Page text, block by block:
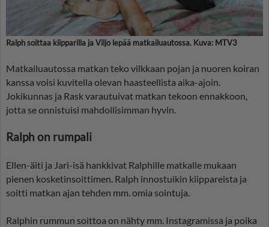
Ralph soittaa kiipparilla ja Viljo lepää matkailuautossa. Kuva: MTV3
Matkailuautossa matkan teko vilkkaan pojan ja nuoren koiran
kanssa voisi kuvitella olevan haasteellista aika-ajoin.
Jokikunnas ja Rask varautuivat matkan tekoon ennakkoon,
jotta se onnistuisi mahdollisimman hyvin.
Ralph on rumpali
Ellen-äiti ja Jari-isä hankkivat Ralphille matkalle mukaan
pienen kosketinsoittimen. Ralph innostuikin kiippareista ja
soitti matkan ajan tehden mm. omia sointuja.
Ralphin rummun soittoa on nähty mm. Instagramissa ja poika